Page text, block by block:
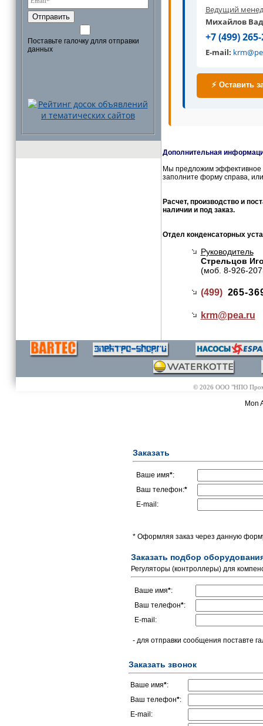
Отправить
Поставьте галочку длля отправки
данных
Ведущий
Михайлов
+7 (499)
E-mail:
⚡ Оставить
Дополнительная
Мы предложим эффективное
заполните форму справа,
Расчет, производство и
наличии и под заказ.
Отдел конденсаторных
Руководитель
Стрельцов
(моб. 8-926-
(499) 265-
krm@pea.ru
© 2026 ООО "НПО
Mon
Заказать
Ваше имя*:
Ваш телефон:*
E-mail:
* Оформляя заказ через данную
Заказать подбор
Регуляторы (контроллеры) для
Ваше имя*:
Ваш телефон*:
E-mail:
- для отправки сообщения поставте
Заказать звонок
Ваше имя*:
Ваш телефон*:
E-mail: